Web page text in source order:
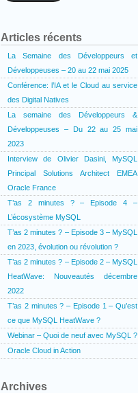
Articles récents
La Semaine des Développeurs et
Développeuses – 20 au 22 mai 2025
Conférence: l’IA et le Cloud au service
des Digital Natives
La semaine des Développeurs &
Développeuses – Du 22 au 25 mai
2023
Interview de Olivier Dasini, MySQL
Principal Solutions Architect EMEA
Oracle France
T’as 2 minutes ? – Episode 4 –
L’écosystème MySQL
T’as 2 minutes ? – Episode 3 – MySQL
en 2023, évolution ou révolution ?
T’as 2 minutes ? – Episode 2 – MySQL
HeatWave: Nouveautés décembre
2022
T’as 2 minutes ? – Episode 1 – Qu’est
ce que MySQL HeatWave ?
Webinar – Quoi de neuf avec MySQL ?
Oracle Cloud in Action
Archives